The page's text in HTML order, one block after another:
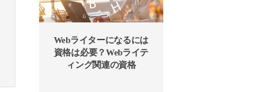
Webライターになるには
資格は必要？Webライテ
ィング関連の資格